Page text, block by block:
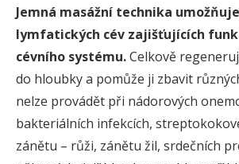
Jemná masážní technika
lymfatických cév zajišťujících
cévního systému.Celkově
do hloubky a pomůže ji zbavit
nelze provádět při nádorových
bakteriálních infekcích,
zánětu – růži, zánětu žil, srdečních